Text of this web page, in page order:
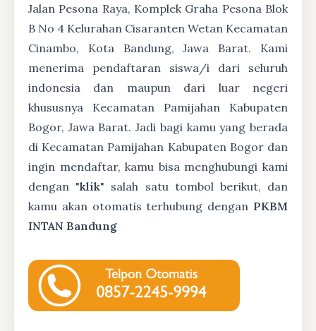
Jalan Pesona Raya, Komplek Graha Pesona Blok
B No 4 Kelurahan Cisaranten Wetan Kecamatan
Cinambo, Kota Bandung, Jawa Barat. Kami
menerima pendaftaran siswa/i dari seluruh
indonesia dan maupun dari luar negeri
khususnya Kecamatan Pamijahan Kabupaten
Bogor, Jawa Barat. Jadi bagi kamu yang berada
di Kecamatan Pamijahan Kabupaten Bogor dan
ingin mendaftar, kamu bisa menghubungi kami
dengan "klik" salah satu tombol berikut, dan
kamu akan otomatis terhubung dengan PKBM
INTAN Bandung